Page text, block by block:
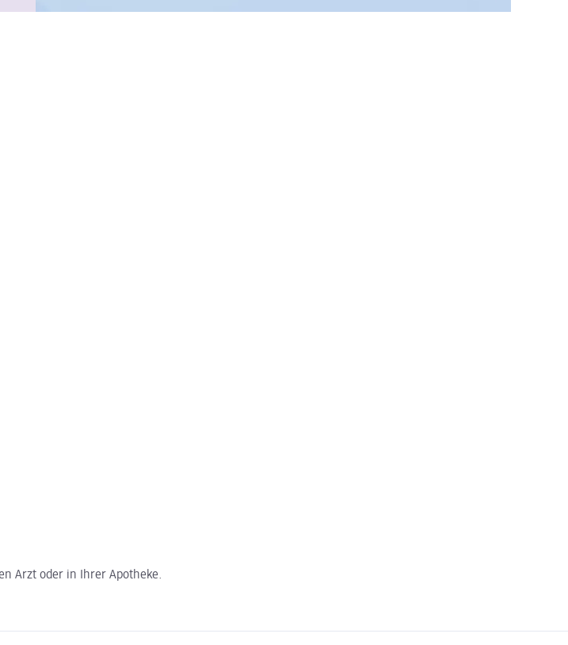
Arzt oder in Ihrer Apotheke.